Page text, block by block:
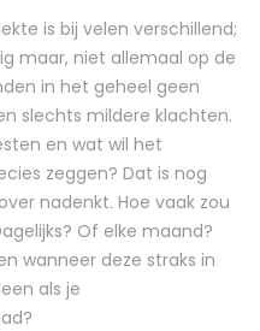
is bij velen verschillend;
maar, niet allemaal op de
in het geheel geen
slechts mildere klachten.
en wat wil het
zeggen? Dat is nog
nadenkt. Hoe vaak zou
Of elke maand?
wanneer deze straks in
als je